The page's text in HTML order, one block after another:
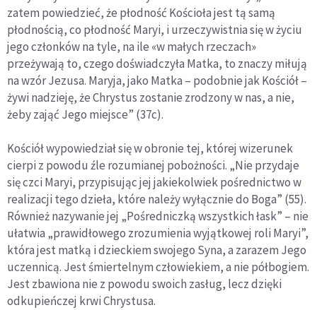
zatem powiedzieć, że płodność Kościoła jest tą samą
płodnością, co płodność Maryi, i urzeczywistnia się w życiu
jego członków na tyle, na ile «w małych rzeczach»
przeżywają to, czego doświadczyła Matka, to znaczy miłują
na wzór Jezusa. Maryja, jako Matka – podobnie jak Kościół –
żywi nadzieję, że Chrystus zostanie zrodzony w nas, a nie,
żeby zająć Jego miejsce” (37c).
Kościół wypowiedział się w obronie tej, której wizerunek
cierpi z powodu źle rozumianej pobożności. „Nie przydaje
się czci Maryi, przypisując jej jakiekolwiek pośrednictwo w
realizacji tego dzieła, które należy wyłącznie do Boga” (55).
Również nazywanie jej „Pośredniczką wszystkich łask” – nie
ułatwia „prawidłowego zrozumienia wyjątkowej roli Maryi”,
która jest matką i dzieckiem swojego Syna, a zarazem Jego
uczennicą. Jest śmiertelnym człowiekiem, a nie półbogiem.
Jest zbawiona nie z powodu swoich zasług, lecz dzięki
odkupieńczej krwi Chrystusa.